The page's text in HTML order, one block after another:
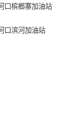
口槟榔寨加油站
口滨河加油站